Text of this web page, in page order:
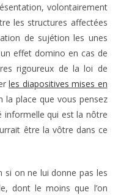
volontairement
les structures affectées
de sujétion les unes
effet domino en cas de
rigoureux de la loi de
les diapositives mises en
la place que vous pensez
informelle qui est la nôtre
être la vôtre dans ce
si on ne lui donne pas les
dont le moins que l’on